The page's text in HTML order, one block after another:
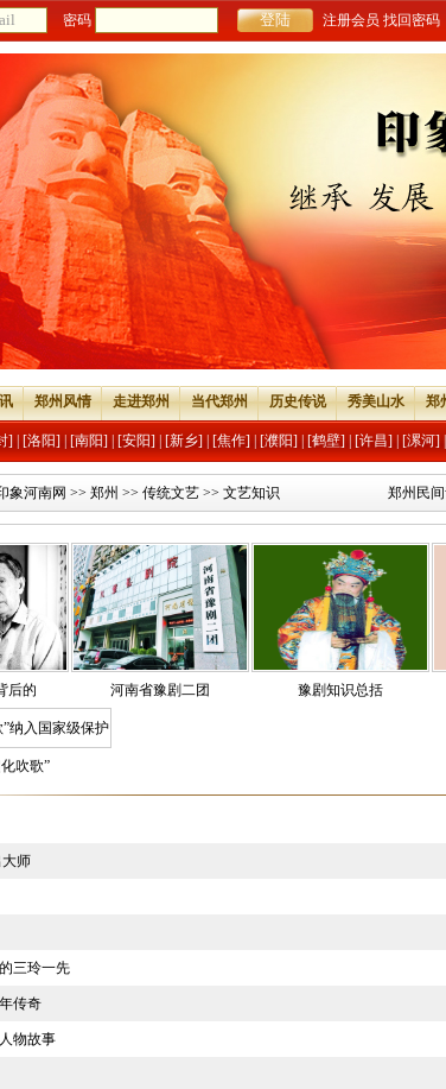
密码 注册会员 找回密码
郑州风情 走进郑州 当代郑州 历史传说 秀美山水 郑
] [洛阳] [南阳] [安阳] [新乡] [焦作] [濮阳] [鹤壁] [许昌] [漯河]
郑州民
象河南网 >> 郑州 >> 传统文艺 >> 文艺知识
后的 河南省豫剧二团 豫剧知识总括
吹歌”
大师
三玲一先
传奇
物故事